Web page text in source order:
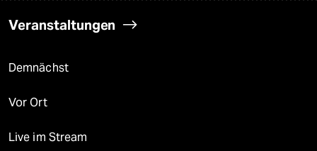
Veranstaltungen
Demnächst
Vor Ort
Live im Stream